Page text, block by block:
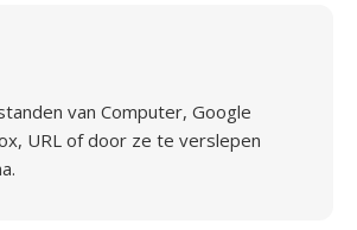
van Computer, Google
URL of door ze te verslepen